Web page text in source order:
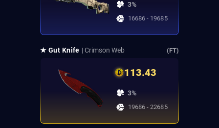
3%
16686 - 19685
★ Gut Knife | Crimson Web (FT)
113.43
3%
19686 - 22685